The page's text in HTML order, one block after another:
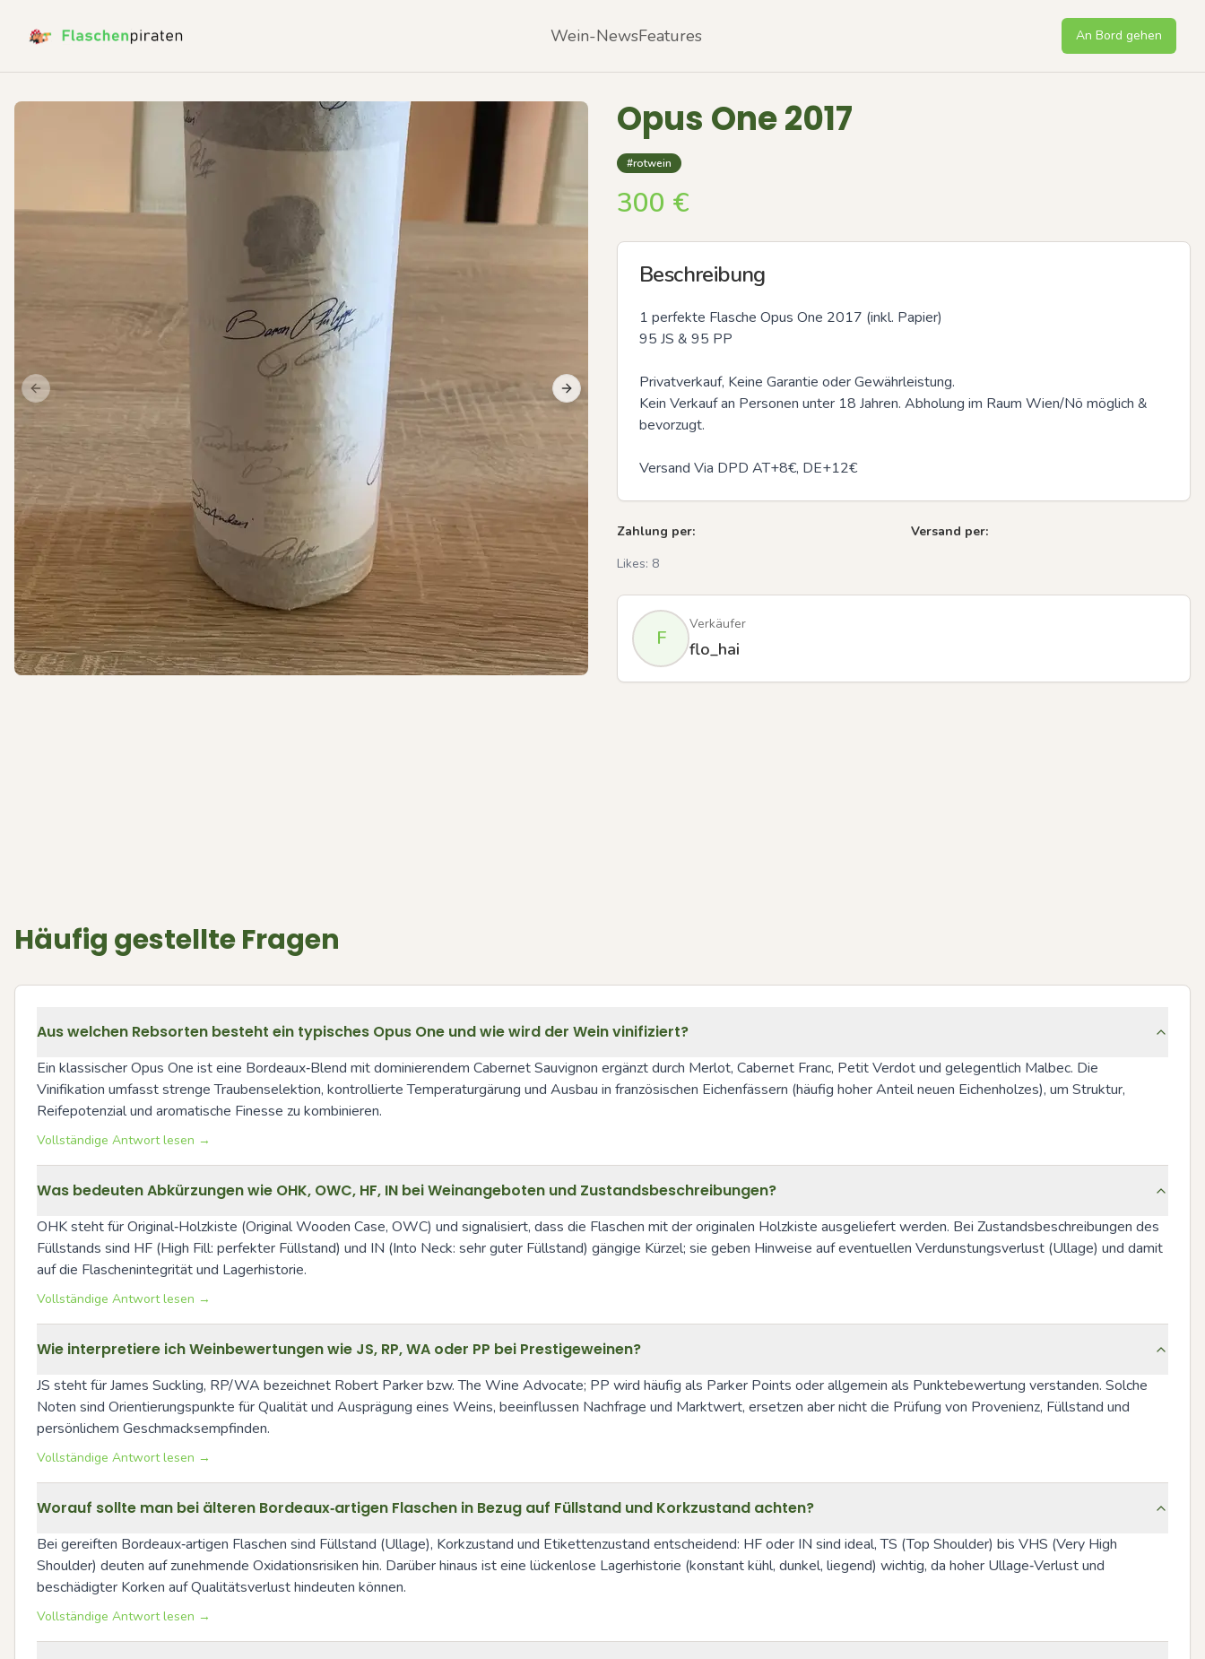
Wein-NewsFeatures An Bord gehen
Previous slide Next slide
Opus One 2017
#rotwein
300 €
Beschreibung
1 perfekte Flasche Opus One 2017 (inkl. Papier)
95 JS & 95 PP
Privatverkauf, Keine Garantie oder Gewährleistung.
Kein Verkauf an Personen unter 18 Jahren. Abholung im Raum Wien/Nö möglich &
bevorzugt.
Versand Via DPD AT+8€, DE+12€
Zahlung per:
Versand per:
Likes: 8
F
Verkäufer
flo_hai
Häufig gestellte Fragen
Aus welchen Rebsorten besteht ein typisches Opus One und wie wird der Wein vinifiziert?
Ein klassischer Opus One ist eine Bordeaux‑Blend mit dominierendem Cabernet Sauvignon ergänzt durch Merlot, Cabernet Franc, Petit Verdot und gelegentlich Malbec. Die
Vinifikation umfasst strenge Traubenselektion, kontrollierte Temperaturgärung und Ausbau in französischen Eichenfässern (häufig hoher Anteil neuen Eichenholzes), um Struktur,
Reifepotenzial und aromatische Finesse zu kombinieren.
Vollständige Antwort lesen →
Was bedeuten Abkürzungen wie OHK, OWC, HF, IN bei Weinangeboten und Zustandsbeschreibungen?
OHK steht für Original‑Holzkiste (Original Wooden Case, OWC) und signalisiert, dass die Flaschen mit der originalen Holzkiste ausgeliefert werden. Bei Zustandsbeschreibungen des
Füllstands sind HF (High Fill: perfekter Füllstand) und IN (Into Neck: sehr guter Füllstand) gängige Kürzel; sie geben Hinweise auf eventuellen Verdunstungsverlust (Ullage) und damit
auf die Flaschenintegrität und Lagerhistorie.
Vollständige Antwort lesen →
Wie interpretiere ich Weinbewertungen wie JS, RP, WA oder PP bei Prestigeweinen?
JS steht für James Suckling, RP/WA bezeichnet Robert Parker bzw. The Wine Advocate; PP wird häufig als Parker Points oder allgemein als Punktebewertung verstanden. Solche
Noten sind Orientierungspunkte für Qualität und Ausprägung eines Weins, beeinflussen Nachfrage und Marktwert, ersetzen aber nicht die Prüfung von Provenienz, Füllstand und
persönlichem Geschmacksempfinden.
Vollständige Antwort lesen →
Worauf sollte man bei älteren Bordeaux‑artigen Flaschen in Bezug auf Füllstand und Korkzustand achten?
Bei gereiften Bordeaux‑artigen Flaschen sind Füllstand (Ullage), Korkzustand und Etikettenzustand entscheidend: HF oder IN sind ideal, TS (Top Shoulder) bis VHS (Very High
Shoulder) deuten auf zunehmende Oxidationsrisiken hin. Darüber hinaus ist eine lückenlose Lagerhistorie (konstant kühl, dunkel, liegend) wichtig, da hoher Ullage‑Verlust und
beschädigter Korken auf Qualitätsverlust hindeuten können.
Vollständige Antwort lesen →